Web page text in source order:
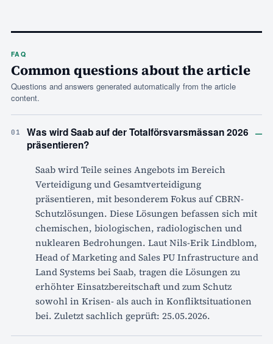
FAQ
Common questions about the article
Questions and answers generated automatically from the article
content.
01
Was wird Saab auf der Totalförsvarsmässan 2026
präsentieren?
–
Saab wird Teile seines Angebots im Bereich
Verteidigung und Gesamtverteidigung
präsentieren, mit besonderem Fokus auf CBRN-
Schutzlösungen. Diese Lösungen befassen sich mit
chemischen, biologischen, radiologischen und
nuklearen Bedrohungen. Laut Nils-Erik Lindblom,
Head of Marketing and Sales PU Infrastructure and
Land Systems bei Saab, tragen die Lösungen zu
erhöhter Einsatzbereitschaft und zum Schutz
sowohl in Krisen- als auch in Konfliktsituationen
bei. Zuletzt sachlich geprüft: 25.05.2026.